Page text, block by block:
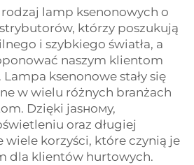
lamp ksenonowych o
którzy poszukują
i szybkiego światła, a
naszym klientom
ksenonowe stały się
w wielu różnych branżach
Dzięki jasному,
oraz długiej
wiele korzyści, które czynią je
dla klientów hurtowych.